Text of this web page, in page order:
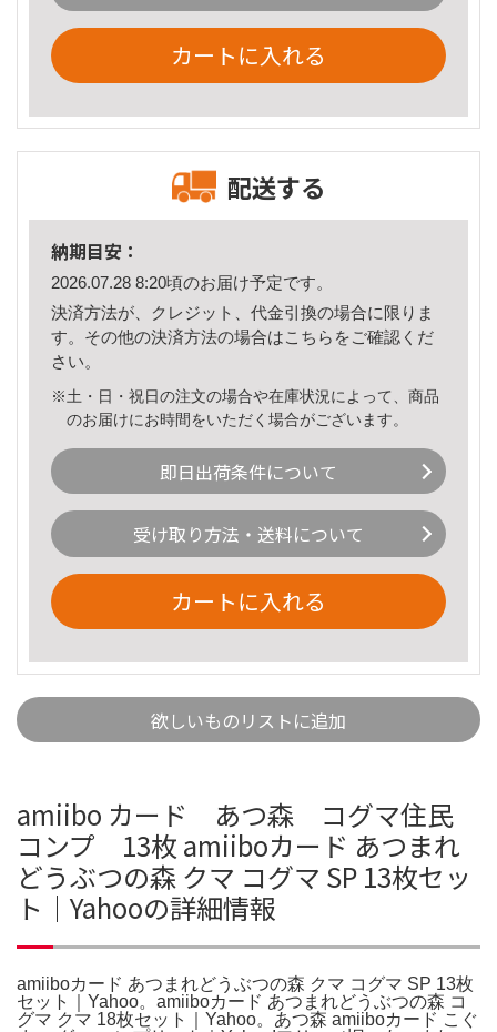
カートに入れる
配送する
納期目安：
2026.07.28 8:20頃のお届け予定です。
決済方法が、クレジット、代金引換の場合に限りま
す。その他の決済方法の場合はこちら をご確認くだ
さい。
※土・日・祝日の注文の場合や在庫状況によって、商品
のお届けにお時間をいただく場合がございます。
即日出荷条件について
受け取り方法・送料について
カートに入れる
欲しいものリストに追加
amiibo カード あつ森 コグマ住民
コンプ 13枚 amiiboカード あつまれ
どうぶつの森 クマ コグマ SP 13枚セッ
ト｜Yahooの詳細情報
amiiboカード あつまれどうぶつの森 クマ コグマ SP 13枚
セット｜Yahoo。amiiboカード あつまれどうぶつの森 コ
グマ クマ 18枚セット｜Yahoo。あつ森 amiiboカード こぐ